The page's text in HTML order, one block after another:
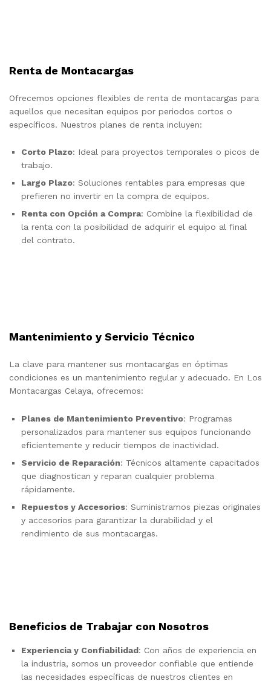
Renta de Montacargas
Ofrecemos opciones flexibles de renta de montacargas para
aquellos que necesitan equipos por periodos cortos o
específicos. Nuestros planes de renta incluyen:
Corto Plazo: Ideal para proyectos temporales o picos de
trabajo.
Largo Plazo: Soluciones rentables para empresas que
prefieren no invertir en la compra de equipos.
Renta con Opción a Compra: Combine la flexibilidad de
la renta con la posibilidad de adquirir el equipo al final
del contrato.
Mantenimiento y Servicio Técnico
La clave para mantener sus montacargas en óptimas
condiciones es un mantenimiento regular y adecuado. En Los
Montacargas Celaya, ofrecemos:
Planes de Mantenimiento Preventivo: Programas
personalizados para mantener sus equipos funcionando
eficientemente y reducir tiempos de inactividad.
Servicio de Reparación: Técnicos altamente capacitados
que diagnostican y reparan cualquier problema
rápidamente.
Repuestos y Accesorios: Suministramos piezas originales
y accesorios para garantizar la durabilidad y el
rendimiento de sus montacargas.
Beneficios de Trabajar con Nosotros
Experiencia y Confiabilidad: Con años de experiencia en
la industria, somos un proveedor confiable que entiende
las necesidades específicas de nuestros clientes en